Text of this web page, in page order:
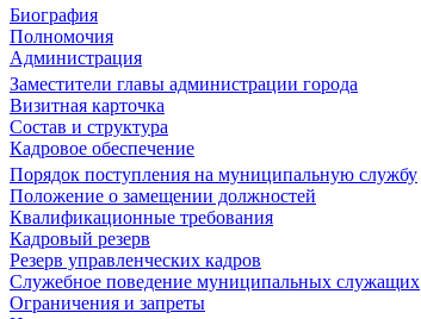
Биография
Полномочия
Администрация
Заместители главы администрации города
Визитная карточка
Состав и структура
Кадровое обеспечение
Порядок поступления на муниципальную службу
Положение о замещении должностей
Квалификационные требования
Кадровый резерв
Резерв управленческих кадров
Служебное поведение муниципальных служащих
Ограничения и запреты